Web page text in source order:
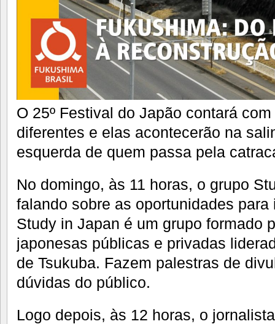
O 25º Festival do Japão contará
diferentes e elas acontecerão na
esquerda de quem passa pela
No domingo, às 11 horas, o grupo
falando sobre as oportunidades
Study in Japan é um grupo formado
japonesas públicas e privadas
de Tsukuba. Fazem palestras de
dúvidas do público.
Logo depois, às 12 horas, o